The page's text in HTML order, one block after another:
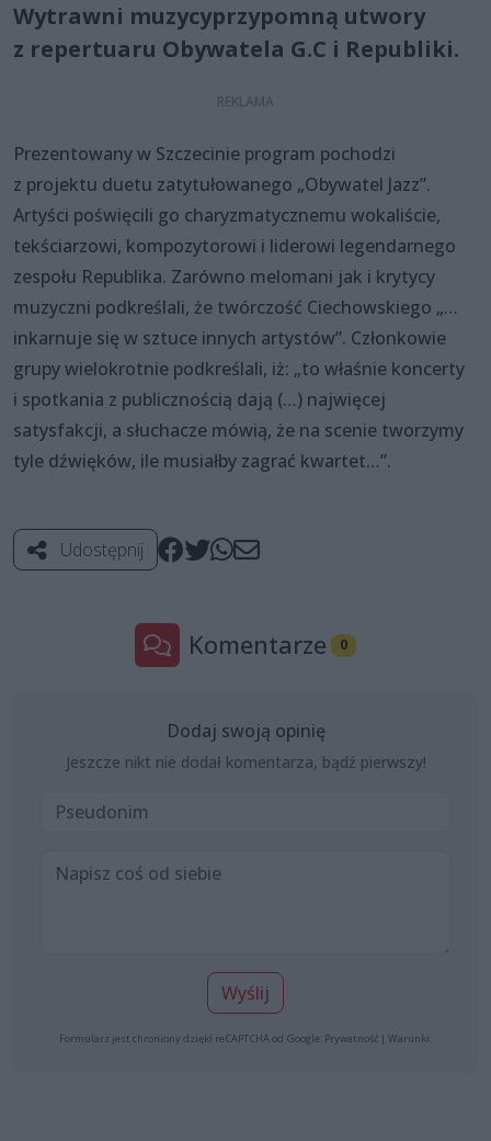
Wytrawni muzycyprzypomną utwory
z repertuaru Obywatela G.C i Republiki.
Prezentowany w Szczecinie program pochodzi
z projektu duetu zatytułowanego „Obywatel Jazz”.
Artyści poświęcili go charyzmatycznemu wokaliście,
tekściarzowi, kompozytorowi i liderowi legendarnego
zespołu Republika. Zarówno melomani jak i krytycy
muzyczni podkreślali, że twórczość Ciechowskiego „…
inkarnuje się w sztuce innych artystów”. Członkowie
grupy wielokrotnie podkreślali, iż: „to właśnie koncerty
i spotkania z publicznością dają (…) najwięcej
satysfakcji, a słuchacze mówią, że na scenie tworzymy
tyle dźwięków, ile musiałby zagrać kwartet…”.
Udostępnij
Komentarze 0
Dodaj swoją opinię
Jeszcze nikt nie dodał komentarza, bądź pierwszy!
Wyślij
Formularz jest chroniony dzięki reCAPTCHA od Google: Prywatność | Warunki